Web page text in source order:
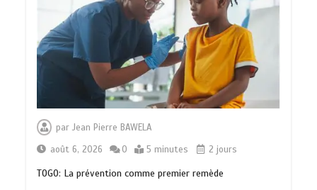
parJean Pierre BAWELA
août 6, 2026
0 5 minutes 2 jours
TOGO: La prévention comme premier remède